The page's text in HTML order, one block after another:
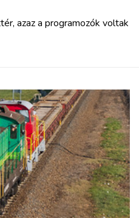
azaz a programozók voltak